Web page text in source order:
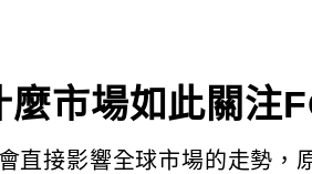
麼市場如此關注
直接影響全球市場的走勢，